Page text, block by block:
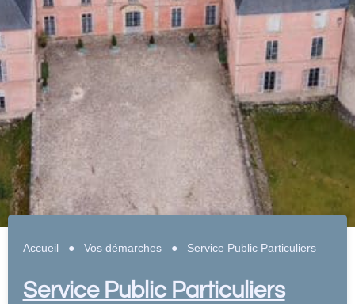
Accueil ● Vos démarches● Service Public Particuliers
Service Public Particuliers